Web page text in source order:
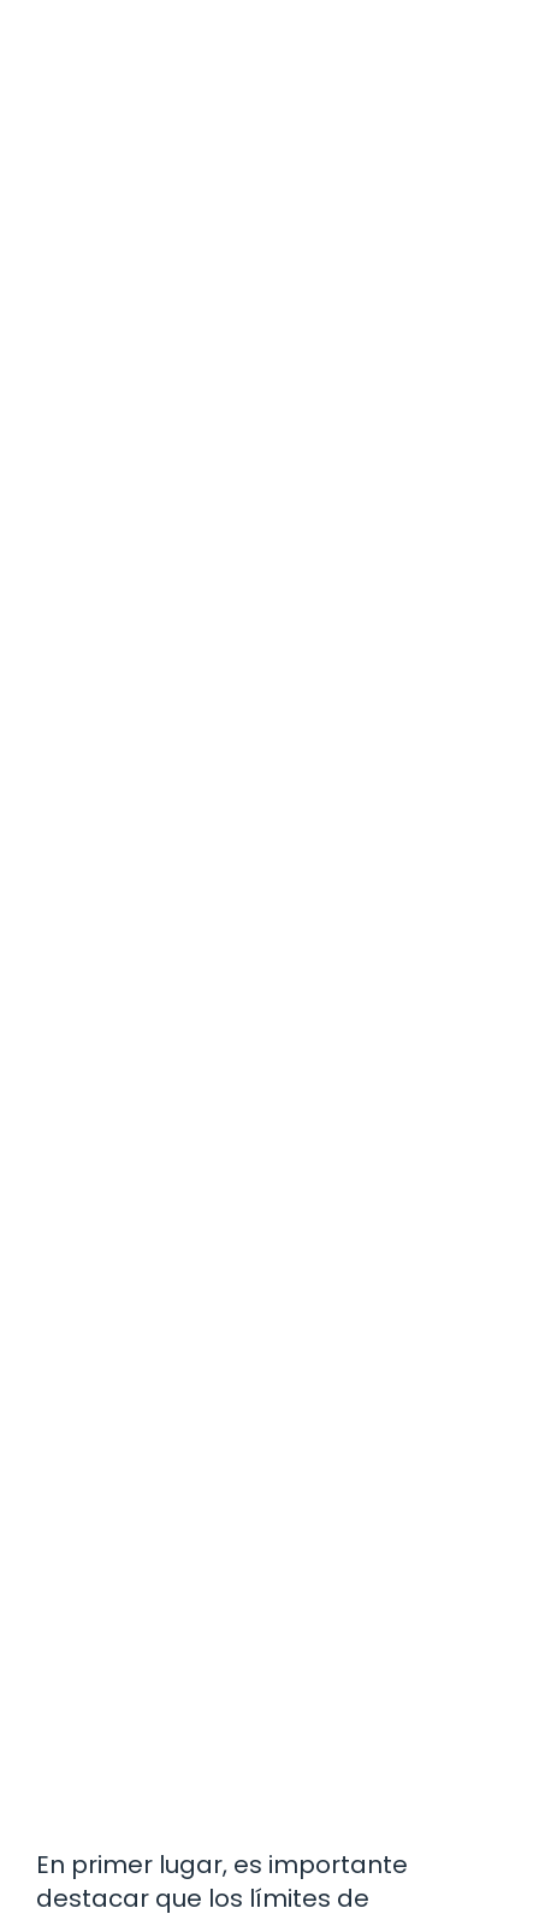
En primer lugar, es importante
destacar que los límites de